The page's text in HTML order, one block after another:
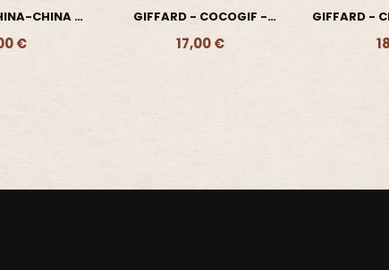
-
€ €
GIFFARD - CRÈME DE BANANE
18,00 €
Ajouter - 18,00 €